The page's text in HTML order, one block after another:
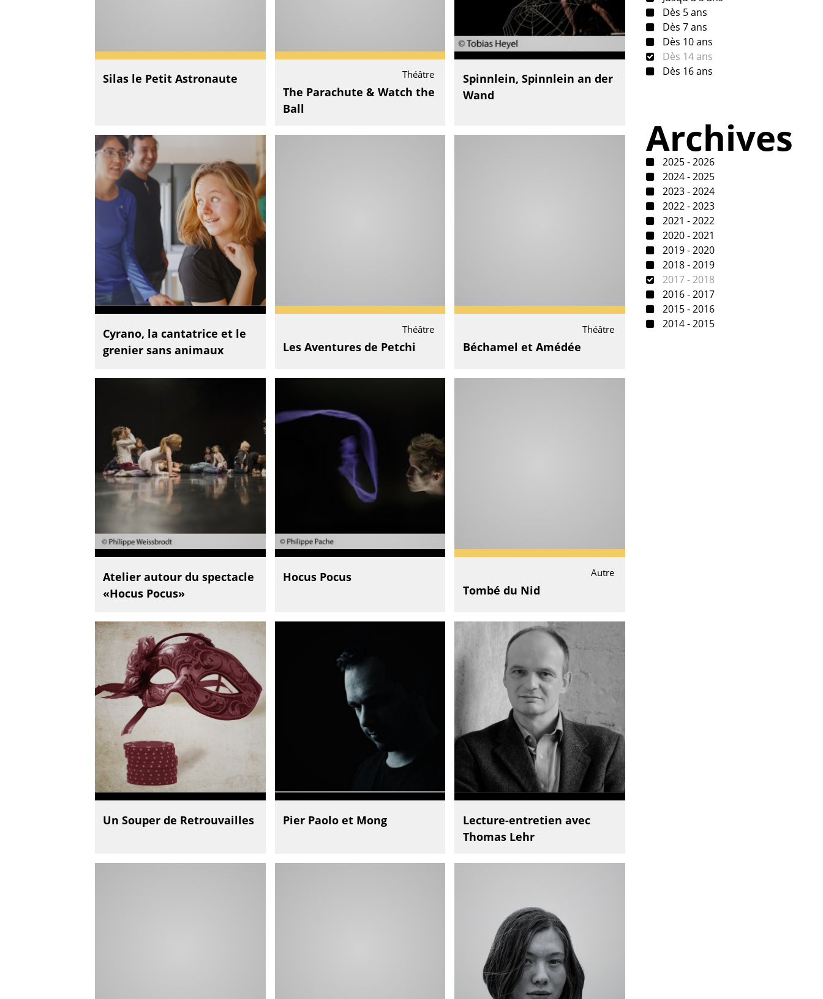
Silas le Petit Astronaute Théâtre
The Parachute & Watch the
Ball
Spinnlein, Spinnlein an der
Wand
Cyrano, la cantatrice et le
grenier sans animaux
Théâtre
Les Aventures de Petchi
Théâtre
Béchamel et Amédée
Atelier autour du spectacle
«Hocus Pocus»
Hocus Pocus Autre
Tombé du Nid
Un Souper de Retrouvailles Pier Paolo et Mong
Lecture-entretien avec
Thomas Lehr
Dès 5 ans
Dès 7 ans
Dès 10 ans
Dès 14 ans
Dès 16 ans
Archives
2025 - 2026
2024 - 2025
2023 - 2024
2022 - 2023
2021 - 2022
2020 - 2021
2019 - 2020
2018 - 2019
2017 - 2018
2016 - 2017
2015 - 2016
2014 - 2015